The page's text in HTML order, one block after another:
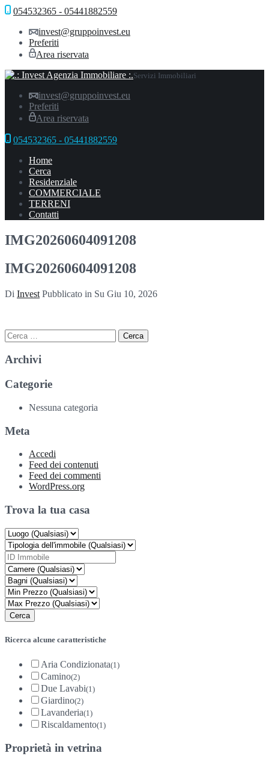
054532365 - 05441882559
invest@gruppoinvest.eu
Preferiti
Area riservata
Servizi Immobiliari
invest@gruppoinvest.eu
Preferiti
Area riservata
054532365 - 05441882559
Home
Cerca
Residenziale
COMMERCIALE
TERRENI
Contatti
IMG20260604091208
IMG20260604091208
Di Invest Pubblicato in Su Giu 10, 2026
Ricerca
per:
Archivi
Categorie
Nessuna categoria
Meta
Accedi
Feed dei contenuti
Feed dei commenti
WordPress.org
Trova la tua casa
Ricerca alcune caratteristiche
Aria Condizionata(1)
Camino(2)
Due Lavabi(1)
Giardino(2)
Lavanderia(1)
Riscaldamento(1)
Proprietà in vetrina